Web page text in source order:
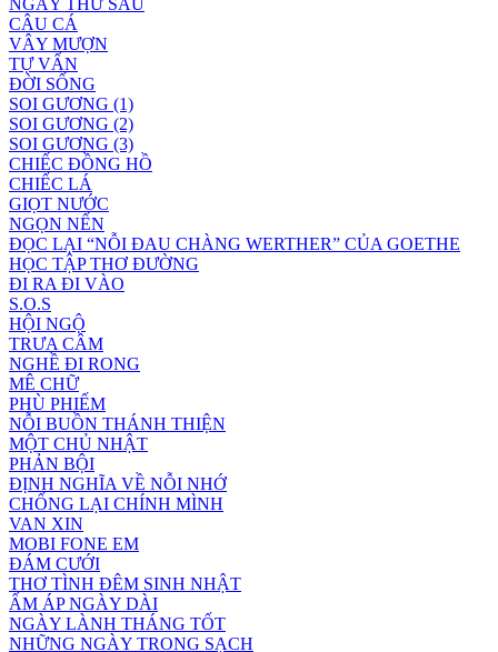
CÂU CÁ
VÂY MƯỢN
TỰ VẤN
ĐỜI SỐNG
SOI GƯƠNG (1)
SOI GƯƠNG (2)
SOI GƯƠNG (3)
CHIẾC ĐỒNG HỒ
CHIẾC LÁ
GIỌT NƯỚC
NGỌN NẾN
ĐỌC LẠI “NỖI ĐAU CHÀNG WERTHER” CỦA GOETHE
HỌC TẬP THƠ ĐƯỜNG
ĐI RA ĐI VÀO
S.O.S
HỘI NGỘ
TRƯA CÂM
NGHỀ ĐI RONG
MÊ CHỮ
PHÙ PHIẾM
NỖI BUỒN THÁNH THIỆN
MỘT CHỦ NHẬT
PHẢN BỘI
ĐỊNH NGHĨA VỀ NỖI NHỚ
CHỐNG LẠI CHÍNH MÌNH
VAN XIN
MOBI FONE EM
ĐÁM CƯỚI
THƠ TÌNH ĐÊM SINH NHẬT
ẤM ÁP NGÀY DÀI
NGÀY LÀNH THÁNG TỐT
NHỮNG NGÀY TRONG SẠCH